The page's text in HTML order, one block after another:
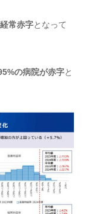
常赤字となって
の病院が赤字と